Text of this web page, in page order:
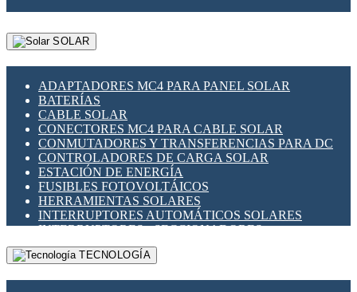
SOLAR
ADAPTADORES MC4 PARA PANEL SOLAR
BATERÍAS
CABLE SOLAR
CONECTORES MC4 PARA CABLE SOLAR
CONMUTADORES Y TRANSFERENCIAS PARA DC
CONTROLADORES DE CARGA SOLAR
ESTACIÓN DE ENERGÍA
FUSIBLES FOTOVOLTÁICOS
HERRAMIENTAS SOLARES
INTERRUPTORES AUTOMÁTICOS SOLARES
INTERRUPTORES - SECCIONADORES
FOTOVOLTÁICOS
MONTAJE PANEL SOLAR
TECNOLOGÍA